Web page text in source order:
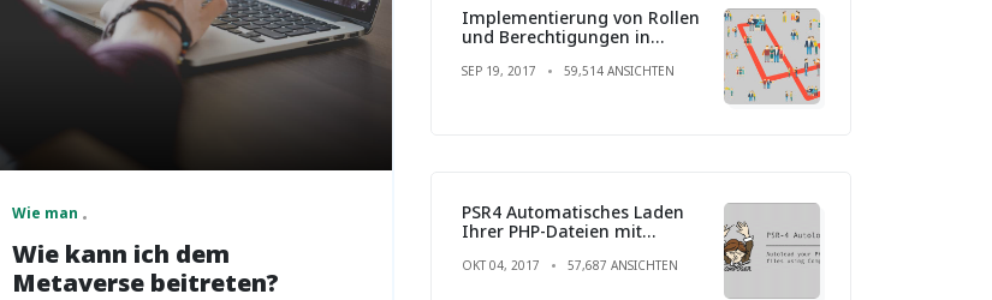
Wie man
Wie kann ich dem
Metaverse beitreten?
Implementierung von Rollen
und Berechtigungen in
SEP 19, 2017 59,514 ANSICHTEN
PSR4 Automatisches Laden
Ihrer PHP-Dateien mit
OKT 04, 2017 57,687 ANSICHTEN